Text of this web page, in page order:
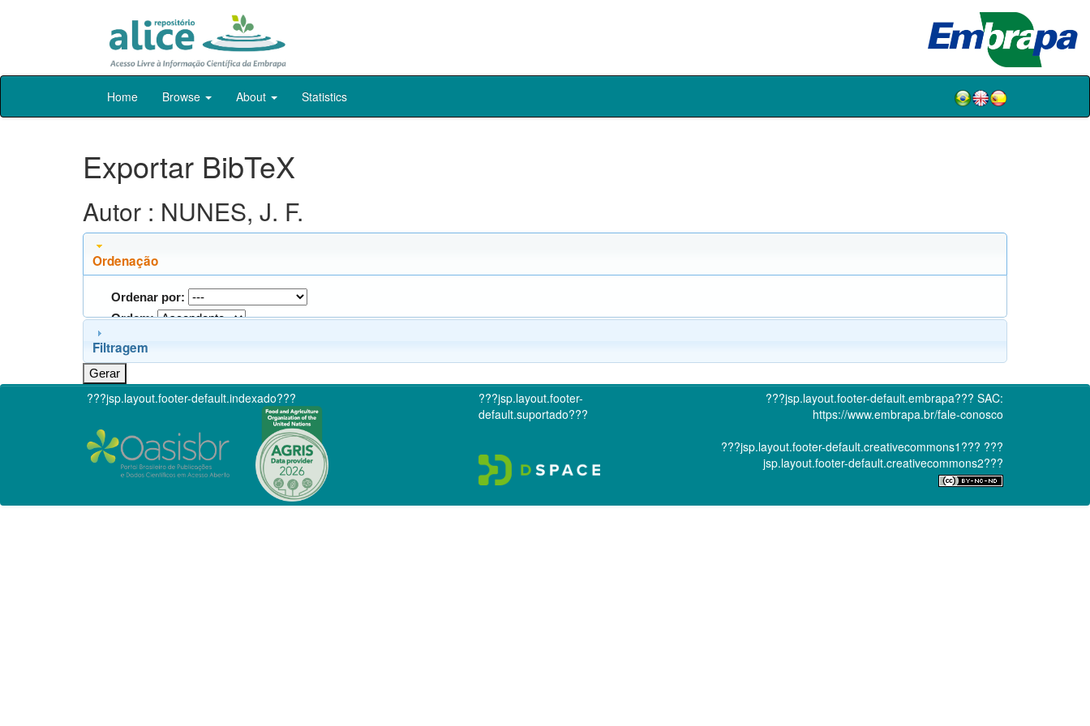
Skip
Home Browse About Statistics
Exportar BibTeX
Autor : NUNES, J. F.
Ordenação
Ordenar por:
Ordem:
Filtragem
???jsp.layout.footer-default.indexado???
???jsp.layout.footer-
default.suportado???
???jsp.layout.footer-default.embrapa??? SAC:
https://www.embrapa.br/fale-conosco
???jsp.layout.footer-default.creativecommons1??? ???
jsp.layout.footer-default.creativecommons2???